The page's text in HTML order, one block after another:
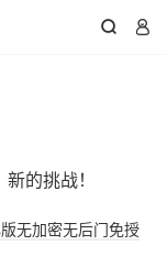
 
的挑战！
无加密无后门免授